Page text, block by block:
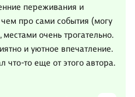
переживания и
про сами события (могу
местами очень трогательно.
и уютное впечатление.
что-то еще от этого автора.